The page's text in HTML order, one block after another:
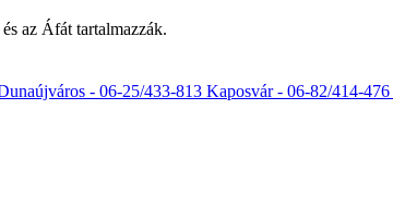
az Áfát tartalmazzák.
- 06-25/433-813 Kaposvár - 06-82/414-476